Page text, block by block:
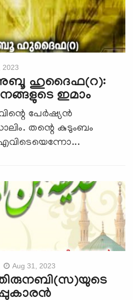
2023
അബൂ ഹുദൈഫ(റ):
ഇമാം
പേർഷ്യൻ
തന്റെ കുടുംബം
Aug 31, 2023